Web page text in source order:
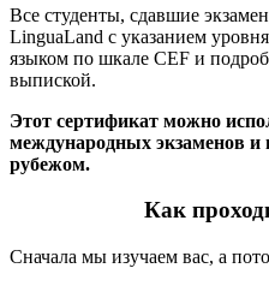
Все студенты, сдавшие
LinguaLand с указанием
языком по шкале CEF и
выпиской.
Этот сертификат можно
международных экзаменов и
рубежом.
Как
Сначала мы изучаем вас, а